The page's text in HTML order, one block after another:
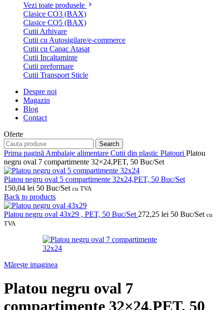
Vezi toate produsele
Clasice CO3 (BAX)
Clasice CO5 (BAX)
Cutii Arhivare
Cutii cu Autosigilare/e-commerce
Cutii cu Capac Atasat
Cutii Incaltaminte
Cutii preformare
Cutii Transport Sticle
Despre noi
Magazin
Blog
Contact
Oferte
Search
Prima pagină Ambalaje alimentare Cutii din plastic Platouri Platou
negru oval 7 compartimente 32×24,PET, 50 Buc/Set
Platou negru oval 5 compartimente 32x24,PET, 50 Buc/Set
150,04 lei 50 Buc/Set cu TVA
Back to products
Platou negru oval 43x29 , PET, 50 Buc/Set 272,25 lei 50 Buc/Set cu
TVA
Mărește imaginea
Platou negru oval 7
compartimente 32×24,PET, 50